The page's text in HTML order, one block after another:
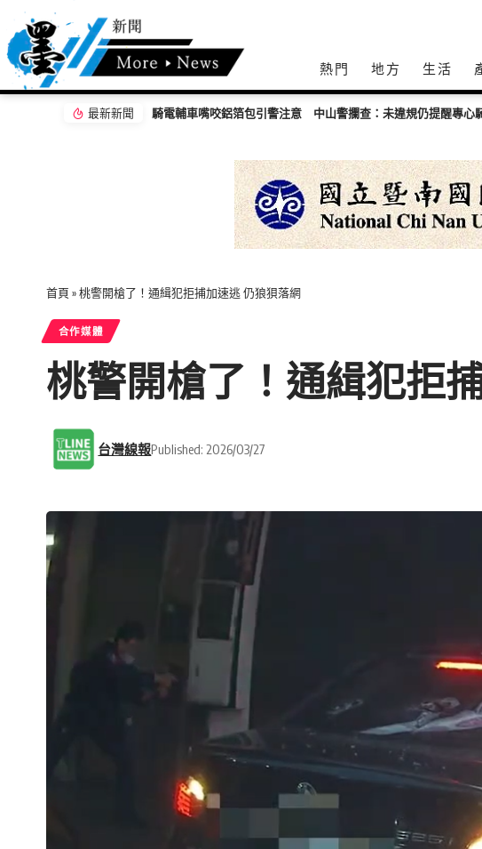
熱門 地方 生活
最新新聞 內湖邊坡才崩塌又遇颱風 蔣萬安冒雨勘查：安全前提拚完工
首頁 »桃警開槍了！通緝犯拒捕加速逃 仍狼狽落網
合作媒體
桃警開槍了！通緝犯拒
台灣線報Published: 2026/03/27